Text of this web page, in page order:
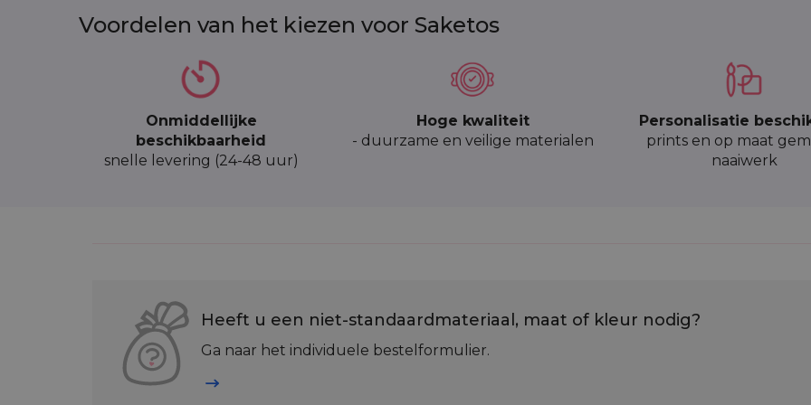
Voordelen van het kiezen voor Saketos
Onmiddellijke
beschikbaarheid
snelle levering (24-48 uur)
Hoge kwaliteit
- duurzame en veilige materialen
Personalisatie
prints en op maat
naaiwerk
Heeft u een niet-standaardmateriaal, maat of kleur nodig?
Ga naar het individuele bestelformulier.